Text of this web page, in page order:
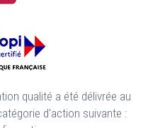
qualité a été délivrée au
d'action suivante :